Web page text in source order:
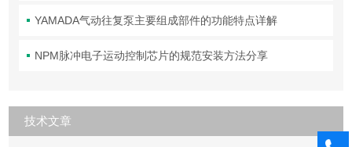
YAMADA气动往复泵主要组成部件的功能特点详解
NPM脉冲电子运动控制芯片的规范安装方法分享
技术文章